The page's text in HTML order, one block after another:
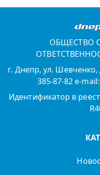
ОБЩЕСТВО
г. Днепр, ул. Шевченко,
385-87-82 e-
Идентификатор в